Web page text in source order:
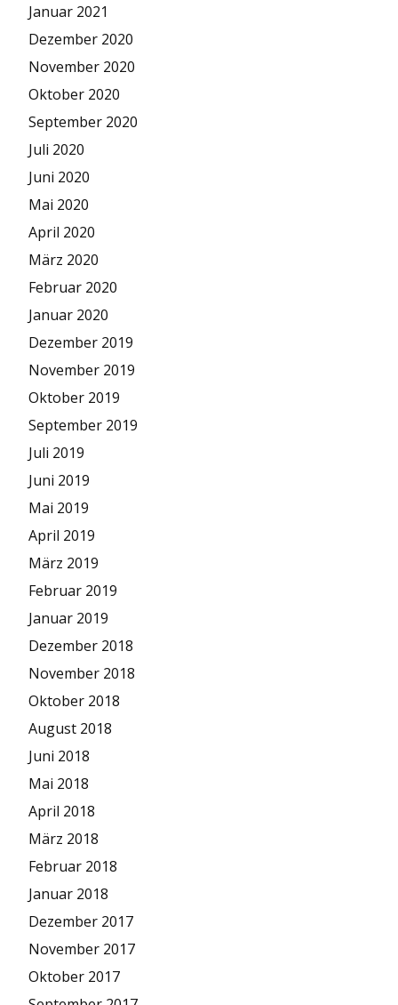
Januar 2021
Dezember 2020
November 2020
Oktober 2020
September 2020
Juli 2020
Juni 2020
Mai 2020
April 2020
März 2020
Februar 2020
Januar 2020
Dezember 2019
November 2019
Oktober 2019
September 2019
Juli 2019
Juni 2019
Mai 2019
April 2019
März 2019
Februar 2019
Januar 2019
Dezember 2018
November 2018
Oktober 2018
August 2018
Juni 2018
Mai 2018
April 2018
März 2018
Februar 2018
Januar 2018
Dezember 2017
November 2017
Oktober 2017